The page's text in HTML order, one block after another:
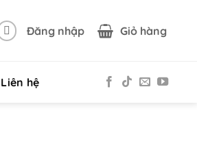
Đăng nhập Giỏ hàng
Liên hệ